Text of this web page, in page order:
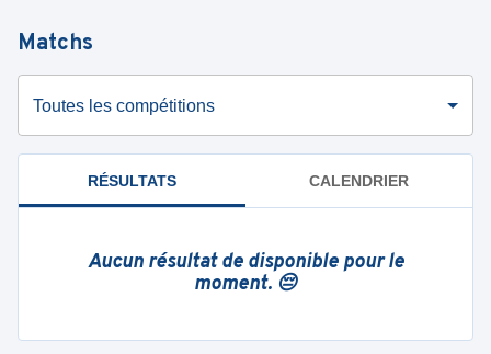
Matchs
Toutes les compétitions
RÉSULTATS CALENDRIER
Aucun résultat de disponible pour le
moment. 😔